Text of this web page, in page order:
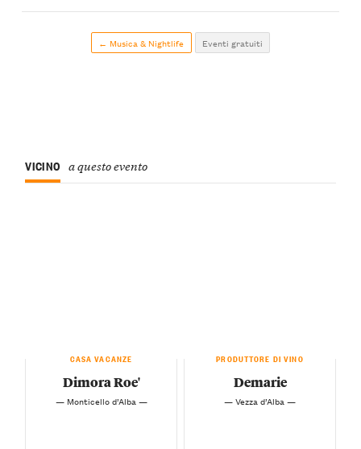
← Musica & Nightlife Eventi gratuiti
VICINO a questo evento
CASA VACANZE
Dimora Roe'
— Monticello d’Alba —
PRODUTTORE DI VINO
Demarie
— Vezza d’Alba —